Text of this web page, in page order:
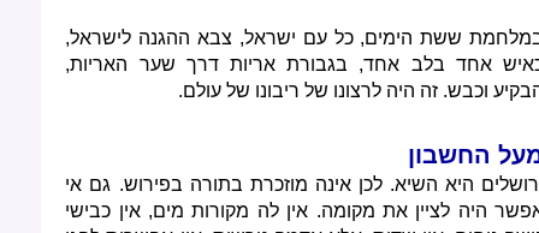
ששת הימים, כל עם ישראל, צבא ההגנה לישראל,
אחד בלב אחד, בגבורת אריות דרך שער האריות,
וכבש. זה היה לרצונו של ריבונו של עולם.
החשבון
היא השיא. לכן אינה מוזכרת בתורה בפירוש. גם אי
היה לציין את מקומה. אין לה מקורות מים, אין כבישי